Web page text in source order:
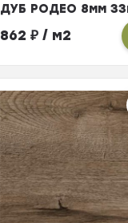
ДУБ РОДЕО 8мм
862₽ / м2